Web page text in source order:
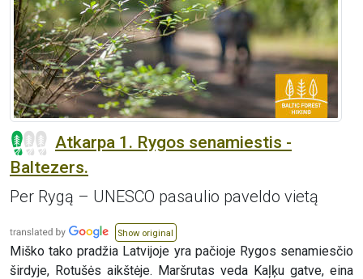
Atkarpa 1. Rygos senamiestis -
Baltezers.
Per Rygą – UNESCO pasaulio paveldo vietą
Show original
Miško tako pradžia Latvijoje yra pačioje Rygos senamiesčio
širdyje, Rotušės aikštėje. Maršrutas veda Kaļķu gatve, eina